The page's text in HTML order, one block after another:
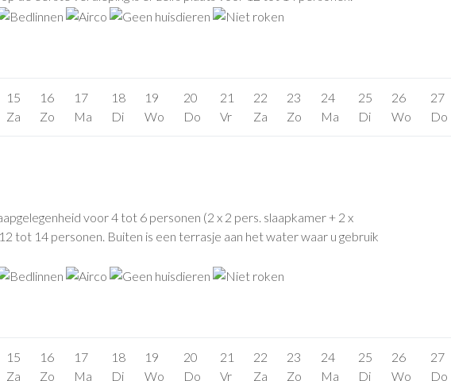
15
Za
16
Zo
17
Ma
18
Di
19
Wo
20
Do
21
Vr
22
Za
23
Zo
24
Ma
25
Di
26
Wo
27
Do
voor 4 tot 6 personen (2 x 2 pers. slaapkamer + 2 x
tot 14 personen. Buiten is een terrasje aan het water waar u gebruik
15
Za
16
Zo
17
Ma
18
Di
19
Wo
20
Do
21
Vr
22
Za
23
Zo
24
Ma
25
Di
26
Wo
27
Do